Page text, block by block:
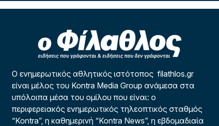
Ο ενημερωτικός αθλητικός ιστότοπος filathlos.gr
είναι μέλος του Kontra Media Group ανάμεσα στα
υπόλοιπα μέσα του ομίλου που είναι: ο
περιφερειακός ενημερωτικός τηλεοπτικός σταθμός
“Kontra”, η καθημερινή “Kontra News”, η εβδομαδιαία